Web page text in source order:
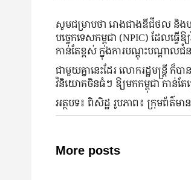
សូមជម្រាបថា រោងជាងឌីជីថល និងប
បច្ចេកទេសកម្ពុជា (NPIC) ដែលធ្វ
កាន់តែខ្ពស់ ក្នុងការបណ្តុះបណ្តាលជំ
ជាមួយគ្នានេះដែរ លោករដ្ឋមន្ត្រី
វិនិយោគចិនធំៗ ឱ្យមកកម្ពុជា កាន់តែ
អត្ថបទ៖ ពិសិដ្ឋ រូបភាព៖ ក្រុមព័ត៌មា
More posts